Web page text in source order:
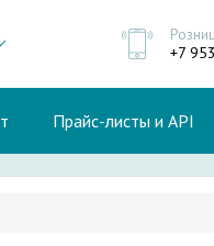
+7
Прайс-листы и API